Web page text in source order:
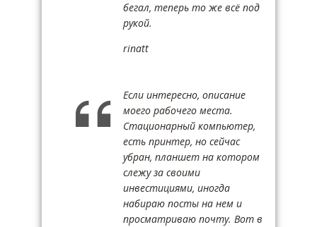
бегал, теперь то же всё под
рукой.
rinatt
Если интересно, описание
моего рабочего места.
Стационарный компьютер,
есть принтер, но сейчас
убран, планшет на котором
слежу за своими
инвестициями, иногда
набираю посты на нем и
просматриваю почту. Вот в